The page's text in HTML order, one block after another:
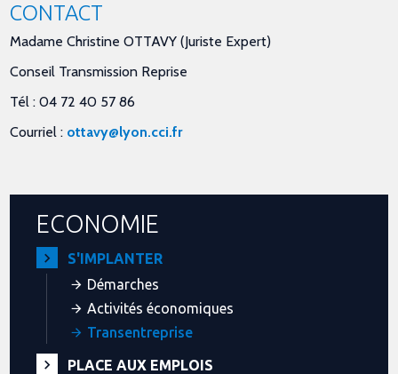
CONTACT
Madame Christine OTTAVY (Juriste Expert)
Conseil Transmission Reprise
Tél : 04 72 40 57 86
Courriel : ottavy@lyon.cci.fr
ECONOMIE
S'IMPLANTER
Démarches
Activités économiques
Transentreprise
PLACE AUX EMPLOIS